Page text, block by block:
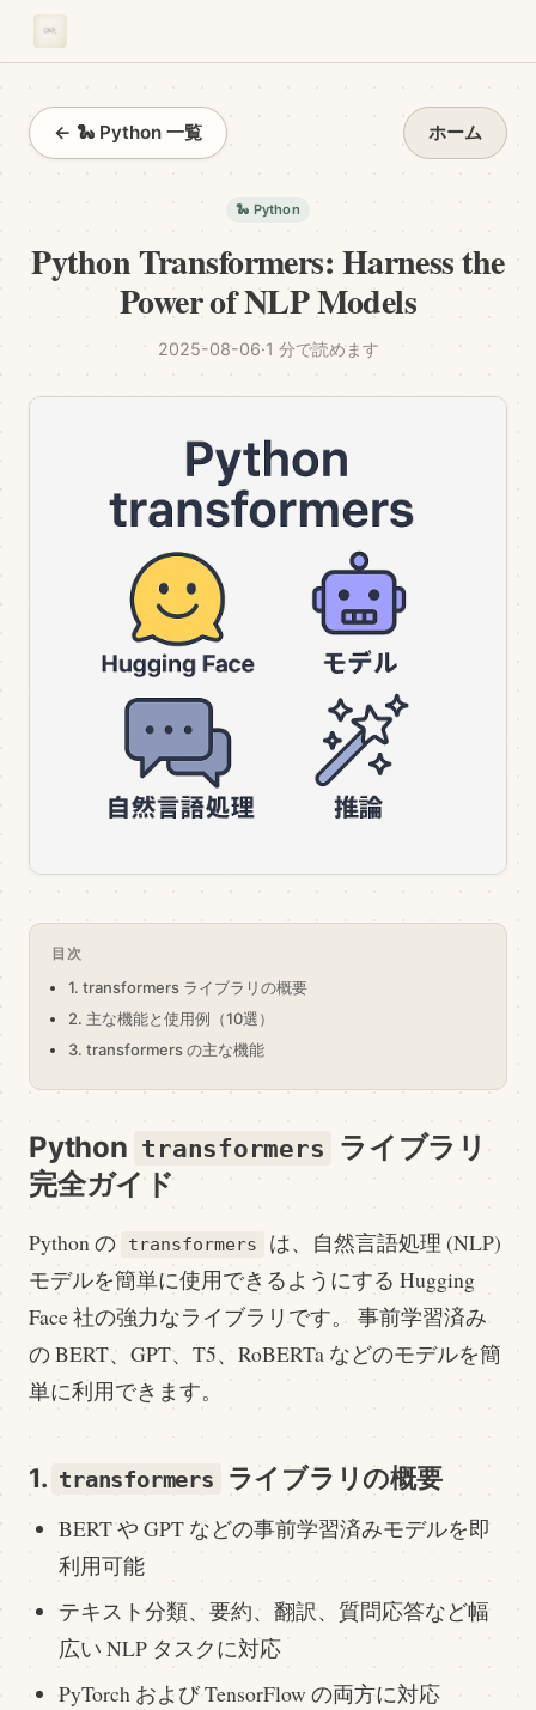
← 🐍 Python 一覧 ホーム
🐍 Python
Python Transformers: Harness the
Power of NLP Models
2025-08-06·1 分で読めます
目次
1. transformers ライブラリの概要
2. 主な機能と使用例（10選）
3. transformers の主な機能
Python transformers ライブラリ
完全ガイド
Python の transformers
は、自然言語処理 (NLP)
モデルを簡単に使用できるようにする Hugging
Face 社の強力なライブラリです。 事前学習済み
の BERT、GPT、T5、RoBERTa などのモデルを簡
単に利用できます。
1. transformers ライブラリの概要
BERT や GPT などの事前学習済みモデルを即
利用可能
テキスト分類、要約、翻訳、質問応答など幅
広い NLP タスクに対応
PyTorch および TensorFlow の両方に対応